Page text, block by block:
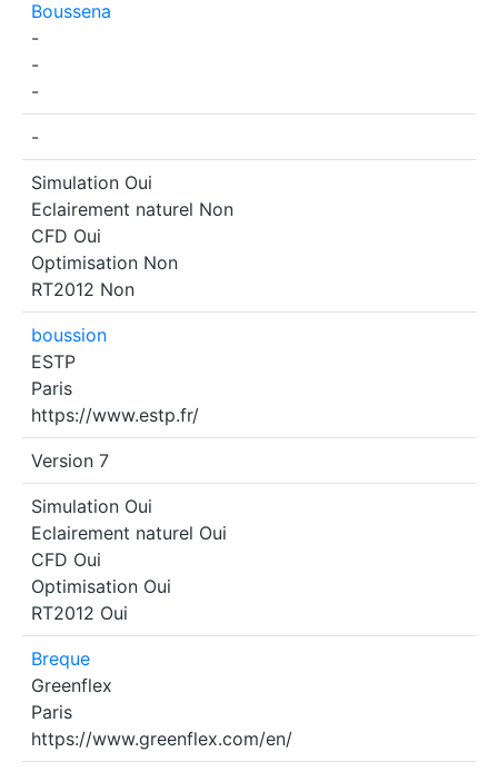
Boussena
-
-
-
-
Simulation Oui
Eclairement naturel Non
CFD Oui
Optimisation Non
RT2012 Non
boussion
ESTP
Paris
https://www.estp.fr/
Version 7
Simulation Oui
Eclairement naturel Oui
CFD Oui
Optimisation Oui
RT2012 Oui
Breque
Greenflex
Paris
https://www.greenflex.com/en/